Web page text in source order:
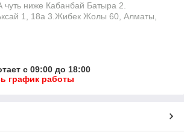
Кабанбай Батыра ㅤㅤㅤㅤㅤㅤㅤㅤㅤㅤㅤㅤㅤㅤ2.
1, 18а 3.Жибек Жолы 60, Алматы,
с 09:00 до 18:00
график работы